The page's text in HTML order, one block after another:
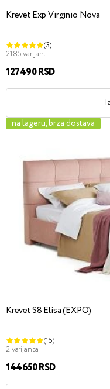
Krevet Exp Virginio Nova
(3)
2185 varijanti
127490 RSD
na lageru, brza dostava
Krevet S8 Elisa (EXPO)
(15)
2 varijanta
144650 RSD